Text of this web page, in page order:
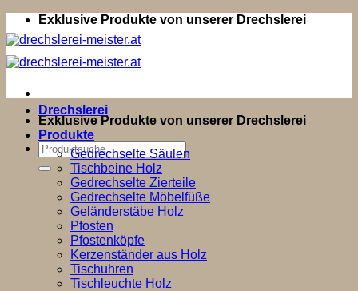
Zum
Inhalt
springen
Exklusive Produkte von unserer Drechslerei
Exklusive Produkte von unserer Drechslerei
Suchen
nach:
Drechslerei
Produkte
Gedrechselte Säulen
Tischbeine Holz
Gedrechselte Zierteile
Gedrechselte Möbelfüße
Geländerstäbe Holz
Pfosten
Pfostenköpfe
Kerzenständer aus Holz
Tischuhren
Tischleuchte Holz